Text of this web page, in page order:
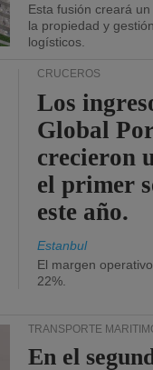
Esta fusión creará
la propiedad y
logísticos.
CRUCEROS
Los
Global
crecieron
el primer
este año.
Estanbul
El margen
22%.
TRANSPORTE
En el